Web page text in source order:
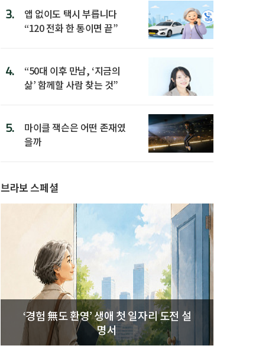
3.
앱 없이도 택시 부릅니다
“120 전화 한 통이면 끝”
4.
“50대 이후 만남, ‘지금의
삶’ 함께할 사람 찾는 것”
5.
마이클 잭슨은 어떤 존재였
을까
브라보 스페셜
‘경험 無도 환영’ 생애 첫 일자리 도전 설
명서